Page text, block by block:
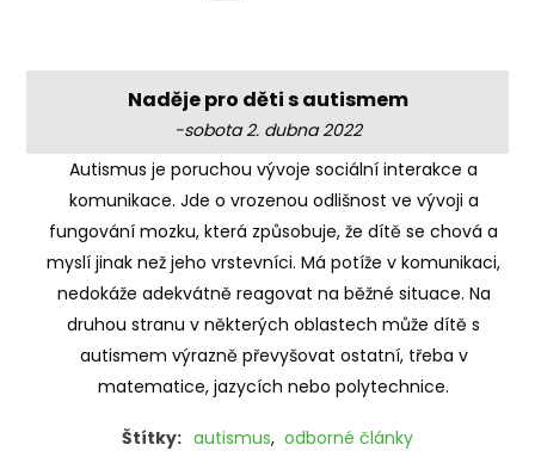
Naděje pro děti s autismem
-sobota 2. dubna 2022
Autismus je poruchou vývoje sociální interakce a
komunikace. Jde o vrozenou odlišnost ve vývoji a
fungování mozku, která způsobuje, že dítě se chová a
myslí jinak než jeho vrstevníci. Má potíže v komunikaci,
nedokáže adekvátně reagovat na běžné situace. Na
druhou stranu v některých oblastech může dítě s
autismem výrazně převyšovat ostatní, třeba v
matematice, jazycích nebo polytechnice.
Štítky: autismus, odborné články